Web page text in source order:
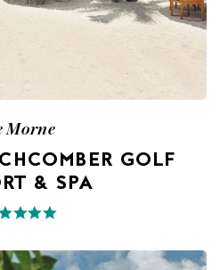
Morne
GOLF
& SPA